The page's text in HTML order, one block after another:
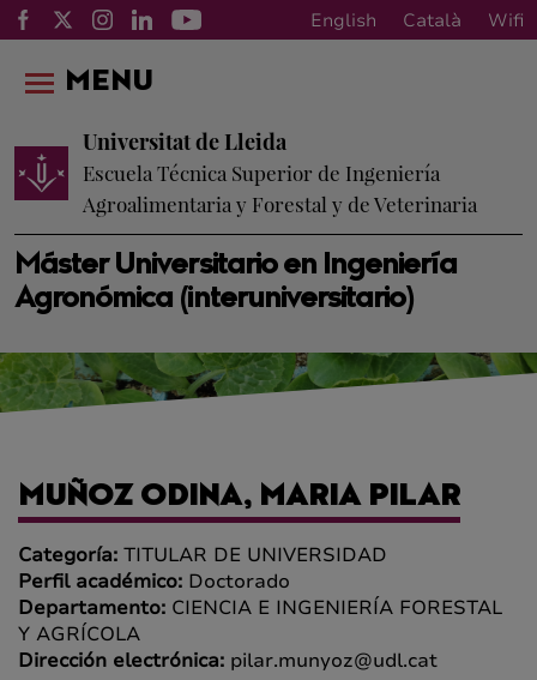
English Català Wifi
Máster Universitario en Ingeniería
Agronómica (interuniversitario)
Universitat de Lleida
Escuela Técnica Superior de Ingeniería
Agroalimentaria y Forestal y de Veterinaria
MENU
MUÑOZ ODINA, MARIA PILAR
Categoría: TITULAR DE UNIVERSIDAD
Perfil académico: Doctorado
Departamento: CIENCIA E INGENIERÍA FORESTAL
Y AGRÍCOLA
Dirección electrónica: pilar.munyoz@udl.cat